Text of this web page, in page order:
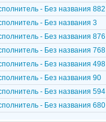
- Без названия 882
- Без названия 3
- Без названия 876
- Без названия 768
- Без названия 498
- Без названия 90
- Без названия 594
- Без названия 680